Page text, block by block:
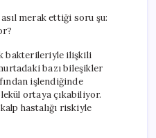
merak ettiği soru şu:
bakterileriyle ilişkili
bazı bileşikler
işlendiğinde
ortaya çıkabiliyor.
hastalığı riskiyle